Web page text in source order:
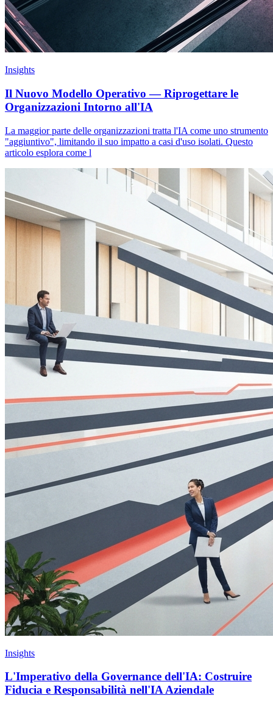
Insights
Il Nuovo Modello Operativo — Riprogettare le
Organizzazioni Intorno all'IA
La maggior parte delle organizzazioni tratta l'IA come uno strumento
"aggiuntivo", limitando il suo impatto a casi d'uso isolati. Questo
articolo esplora come l
Insights
L'Imperativo della Governance dell'IA: Costruire
Fiducia e Responsabilità nell'IA Aziendale